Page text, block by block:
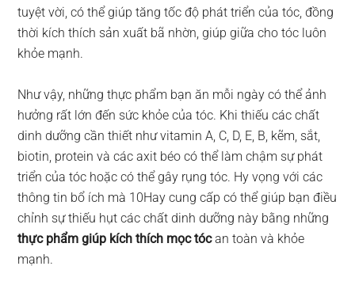
tuyệt vời, có thể giúp tăng tốc độ phát triển của tóc, đồng
thời kích thích sản xuất bã nhờn, giúp giữa cho tóc luôn
khỏe mạnh.
Như vậy, những thực phẩm bạn ăn mỗi ngày có thể ảnh
hưởng rất lớn đến sức khỏe của tóc. Khi thiếu các chất
dinh dưỡng cần thiết như vitamin A, C, D, E, B, kẽm, sắt,
biotin, protein và các axit béo có thể làm chậm sự phát
triển của tóc hoặc có thể gây rụng tóc. Hy vọng với các
thông tin bổ ích mà 10Hay cung cấp có thể giúp bạn điều
chỉnh sự thiếu hụt các chất dinh dưỡng này bằng những
thực phẩm giúp kích thích mọc tócan toàn và khỏe
mạnh.